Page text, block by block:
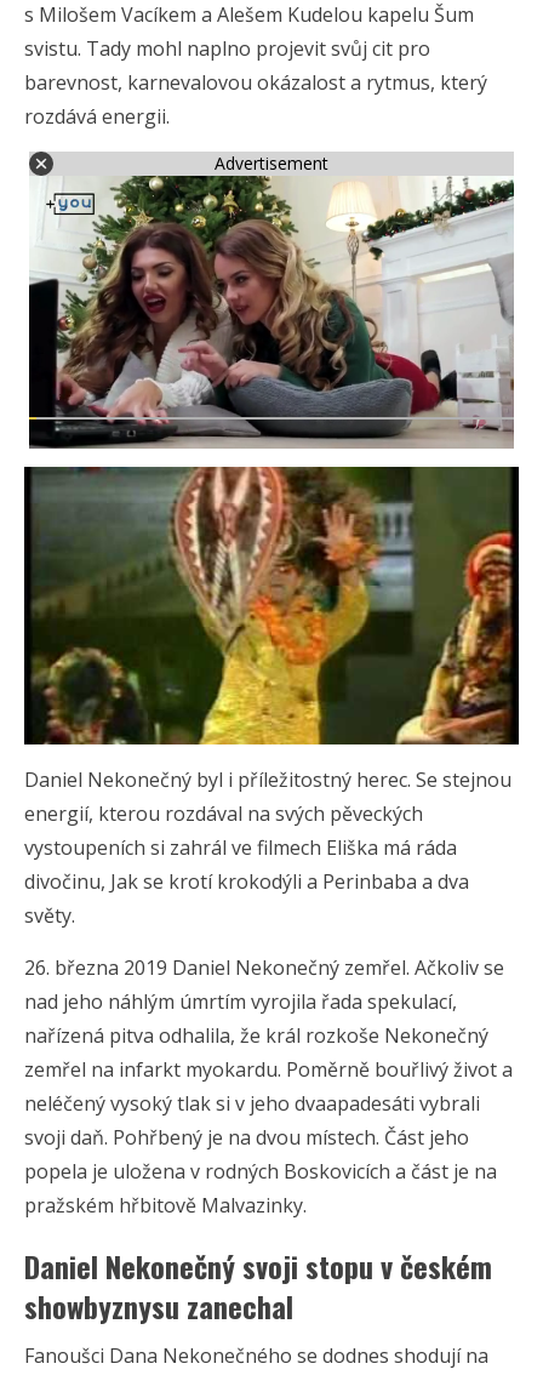
s Milošem Vacíkem a Alešem Kudelou kapelu Šum
svistu. Tady mohl naplno projevit svůj cit pro
barevnost, karnevalovou okázalost a rytmus, který
rozdává energii.
Advertisement
Daniel Nekonečný byl i příležitostný herec. Se stejnou
energií, kterou rozdával na svých pěveckých
vystoupeních si zahrál ve filmech Eliška má ráda
divočinu, Jak se krotí krokodýli a Perinbaba a dva
světy.
26. března 2019 Daniel Nekonečný zemřel. Ačkoliv se
nad jeho náhlým úmrtím vyrojila řada spekulací,
nařízená pitva odhalila, že král rozkoše Nekonečný
zemřel na infarkt myokardu. Poměrně bouřlivý život a
neléčený vysoký tlak si v jeho dvaapadesáti vybrali
svoji daň. Pohřbený je na dvou místech. Část jeho
popela je uložena v rodných Boskovicích a část je na
pražském hřbitově Malvazinky.
Daniel Nekonečný svoji stopu v českém
showbyznysu zanechal
Fanoušci Dana Nekonečného se dodnes shodují na